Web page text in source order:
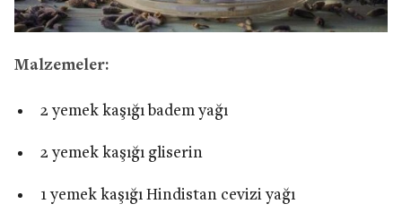
Malzemeler:
2 yemek kaşığı badem yağı
2 yemek kaşığı gliserin
1 yemek kaşığı Hindistan cevizi yağı